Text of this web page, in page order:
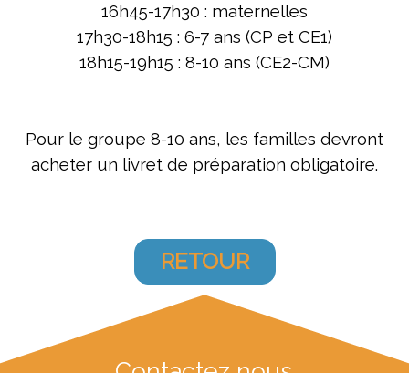
16h45-17h30 : maternelles
17h30-18h15 : 6-7 ans (CP et CE1)
18h15-19h15 : 8-10 ans (CE2-CM)
Pour le groupe 8-10 ans, les familles devront
acheter un livret de préparation obligatoire.
RETOUR